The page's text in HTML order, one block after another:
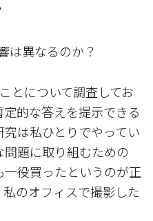
は異なるのか？
とについて調査してお
的な答えを提示できる
は私ひとりでやってい
題に取り組むための
役買ったというのが正
のオフィスで撮影した